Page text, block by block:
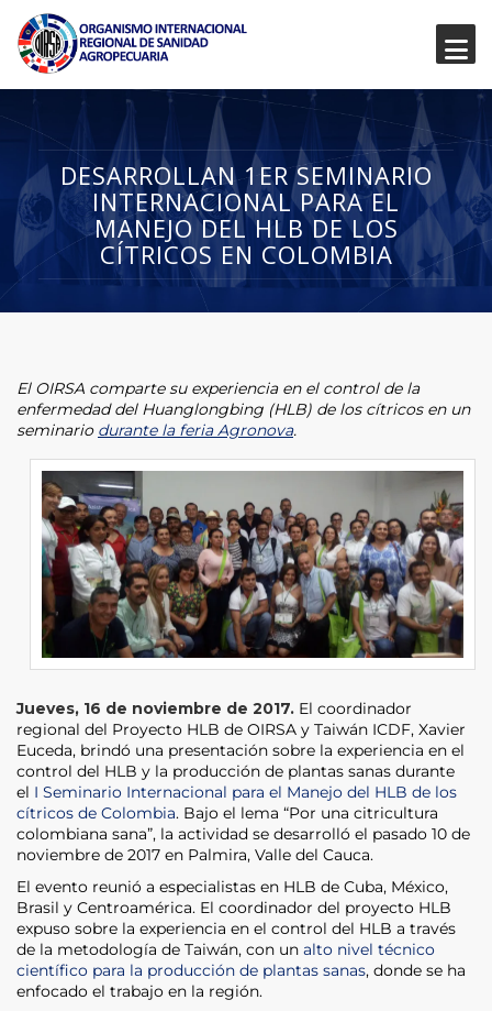
DESARROLLAN 1ER SEMINARIO
INTERNACIONAL PARA EL
MANEJO DEL HLB DE LOS
CÍTRICOS EN COLOMBIA
El OIRSA comparte su experiencia en el control de la
enfermedad del Huanglongbing (HLB) de los cítricos en un
seminario durante la feria Agronova.
Jueves, 16 de noviembre de 2017. El coordinador
regional del Proyecto HLB de OIRSA y Taiwán ICDF, Xavier
Euceda, brindó una presentación sobre la experiencia en el
control del HLB y la producción de plantas sanas durante
el I Seminario Internacional para el Manejo del HLB de los
cítricos de Colombia. Bajo el lema “Por una citricultura
colombiana sana”, la actividad se desarrolló el pasado 10 de
noviembre de 2017 en Palmira, Valle del Cauca.
El evento reunió a especialistas en HLB de Cuba, México,
Brasil y Centroamérica. El coordinador del proyecto HLB
expuso sobre la experiencia en el control del HLB a través
de la metodología de Taiwán, con un alto nivel técnico
científico para la producción de plantas sanas, donde se ha
enfocado el trabajo en la región.